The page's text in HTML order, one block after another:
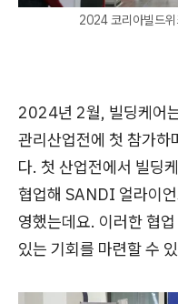
2024 코리아빌드
2024년 2월, 빌딩케어
관리산업전에 첫 참가하
다. 첫 산업전에서 빌딩
협업해 SANDI 얼라이
영했는데요. 이러한 협
있는 기회를 마련할 수